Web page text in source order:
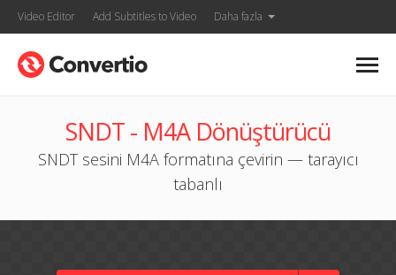
Video Editor Add Subtitles to Video Daha fazla
SNDT - M4A Dönüştürücü
SNDT sesini M4A formatına çevirin — tarayıcı
tabanlı